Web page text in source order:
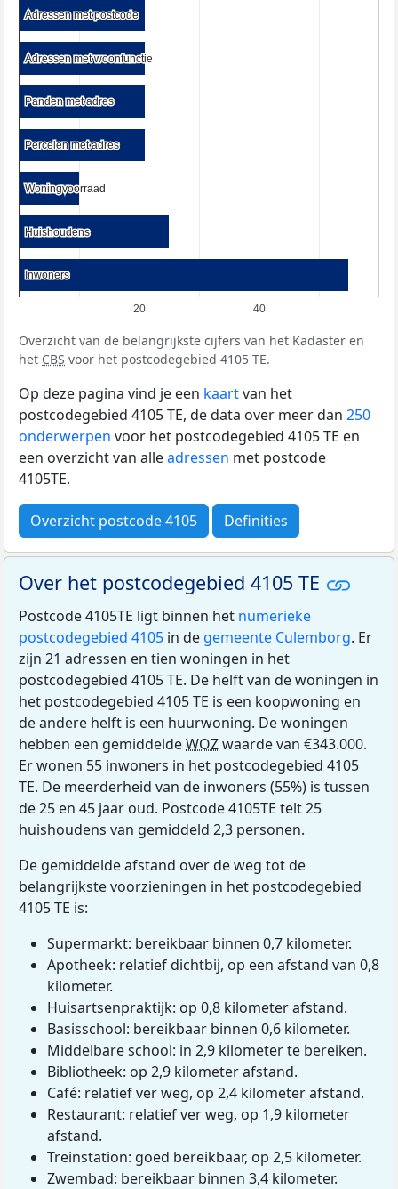
20 40
Adressen met postcode
Adressen met postcode
Adressen met woonfunctie
Adressen met woonfunctie
Panden met adres
Panden met adres
Percelen met adres
Percelen met adres
Woningvoorraad
Woningvoorraad
Huishoudens
Huishoudens
Inwoners
Inwoners
Overzicht van de belangrijkste cijfers van het Kadaster en
het CBS voor het postcodegebied 4105 TE.
Op deze pagina vind je een kaartvan het
postcodegebied 4105 TE, de data over meer dan 250
onderwerpen voor het postcodegebied 4105 TE en
een overzicht van alleadressen met postcode
4105TE.
Overzicht postcode 4105 Definities
Over het postcodegebied 4105 TE
Postcode 4105TE ligt binnen het numerieke
postcodegebied 4105 in de gemeente Culemborg. Er
zijn 21 adressen en tien woningen in het
postcodegebied 4105 TE. De helft van de woningen in
het postcodegebied 4105 TE is een koopwoning en
de andere helft is een huurwoning. De woningen
hebben een gemiddeldeWOZwaarde van €343.000.
Er wonen 55 inwoners in het postcodegebied 4105
TE. De meerderheid van de inwoners (55%) is tussen
de 25 en 45 jaar oud. Postcode 4105TE telt 25
huishoudens van gemiddeld 2,3 personen.
De gemiddelde afstand over de weg tot de
belangrijkste voorzieningen in het postcodegebied
4105 TE is:
Supermarkt: bereikbaar binnen 0,7 kilometer.
Apotheek: relatief dichtbij, op een afstand van 0,8
kilometer.
Huisartsenpraktijk: op 0,8 kilometer afstand.
Basisschool: bereikbaar binnen 0,6 kilometer.
Middelbare school: in 2,9 kilometer te bereiken.
Bibliotheek: op 2,9 kilometer afstand.
Café: relatief ver weg, op 2,4 kilometer afstand.
Restaurant: relatief ver weg, op 1,9 kilometer
afstand.
Treinstation: goed bereikbaar, op 2,5 kilometer.
Zwembad: bereikbaar binnen 3,4 kilometer.